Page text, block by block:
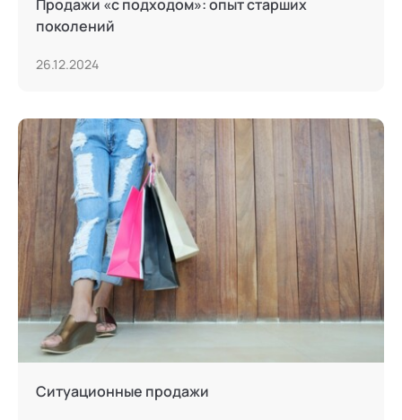
Продажи «c подходом»: опыт старших
поколений
26.12.2024
Ситуационные продажи